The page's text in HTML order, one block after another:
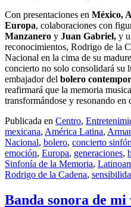
Con presentaciones en México,
Europa, colaboraciones con
Manzanero y Juan Gabriel, y
reconocimientos, Rodrigo de la
Nacional en la cima de su
concierto no solo consolidará su
embajador del bolero
reafirmará que la memoria
transformándose y resonando en
Publicada en Centro,
mexicana, América Latina,
Nacional, bolero, concierto
emoción, Europa, generaciones,
Sinfonía de la Memoria,
Rodrigo de la Cadena,
Banda sonora de